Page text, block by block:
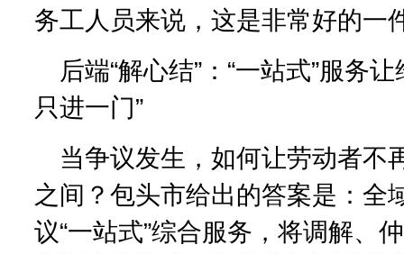
务工人员来说，这是非常好的一
后端“解心结”：“一站式”服务
只进一门”
当争议发生，如何让劳动者不
之间？包头市给出的答案是：全
议“一站式”综合服务，将调解、